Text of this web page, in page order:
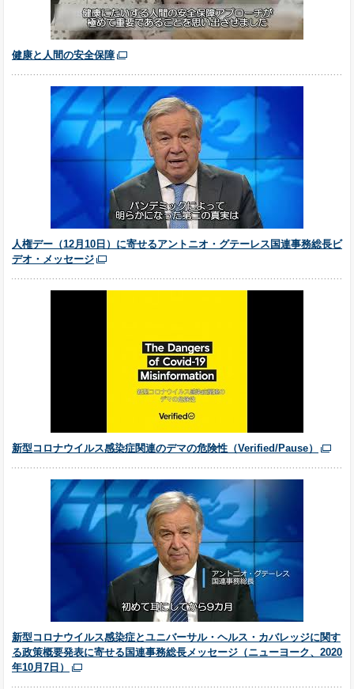
健康と人間の安全保障
人権デー（12月10日）に寄せるアントニオ・グテーレス国連事務総長ビ
デオ・メッセージ
新型コロナウイルス感染症関連のデマの危険性（Verified/Pause）
新型コロナウイルス感染症とユニバーサル・ヘルス・カバレッジに関す
る政策概要発表に寄せる国連事務総長メッセージ（ニューヨーク、2020
年10月7日）